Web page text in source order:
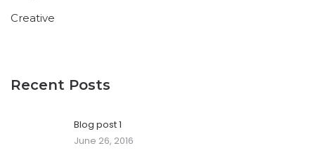
Creative
Recent Posts
Blog post 1
June 26, 2016